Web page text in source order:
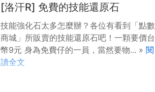
[洛汗R] 免費的技能還原石
技能強化石太多怎麼辦？各位有看到「點數
商城」所販賣的技能還原石吧！一顆要價台
幣9元 身為免費仔的一員，當然要物... » 閱
讀全文